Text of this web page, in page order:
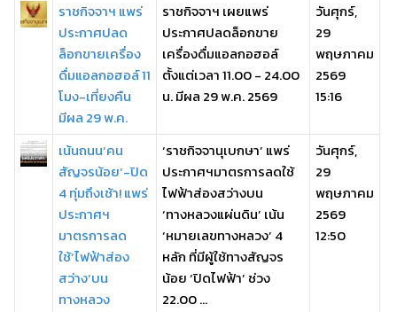
ราชกิจจาฯ แพร่
ประกาศปลด
ล็อกขายเครื่อง
ดื่มแอลกอฮอล์ 11
โมง-เที่ยงคืน
มีผล 29 พ.ค.
ราชกิจจาฯ เผยแพร่
ประกาศปลดล็อกขาย
เครื่องดื่มแอลกอฮอล์
ตั้งแต่เวลา 11.00 - 24.00
น. มีผล 29 พ.ค. 2569
วันศุกร์,
29
พฤษภาคม
2569
15:16
เน้นถนน‘คน
สัญจรน้อย’-ปิด
4 ทุ่มถึงเช้า! แพร่
ประกาศฯ
มาตรการลด
ใช้‘ไฟฟ้าส่อง
สว่าง’บน
ทางหลวง
‘ราชกิจจานุเบกษา’ แพร่
ประกาศฯมาตรการลดใช้
ไฟฟ้าส่องสว่างบน
‘ทางหลวงแผ่นดิน’ เน้น
‘หมายเลขทางหลวง’ 4
หลัก ที่มีผู้ใช้ทางสัญจร
น้อย ‘ปิดไฟฟ้า’ ช่วง
22.00 ...
วันศุกร์,
29
พฤษภาคม
2569
12:50